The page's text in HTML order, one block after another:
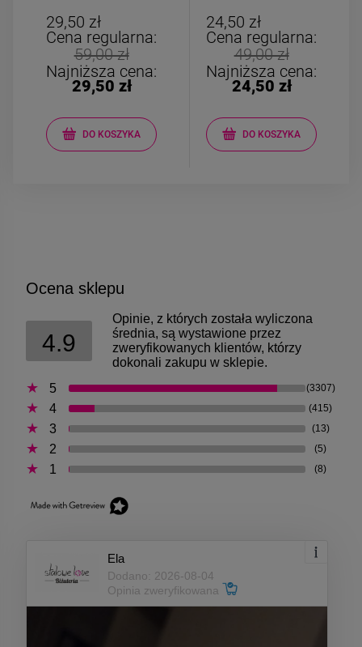
miki czarna
29,50 zł
Cena regularna:
59,00 zł
Najniższa cena:
29,50 zł
DO KOSZYKA
kryształki
opalizujące lilia
24,50 zł
Cena regularna:
49,00 zł
Najniższa cena:
24,50 zł
DO KOSZYKA
Ocena sklepu
4.9
Opinie, z których została wyliczona
średnia, są wystawione przez
zweryfikowanych klientów, którzy
dokonali zakupu w sklepie.
5
(3307)
4 (415)
3 (13)
2 (5)
1 (8)
Ela
Dodano: 2026-08-04
Opinia zweryfikowana